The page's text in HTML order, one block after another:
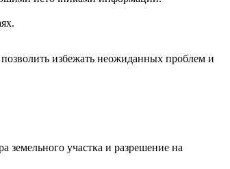
избежать неожиданных проблем и
земельного участка и разрешение на